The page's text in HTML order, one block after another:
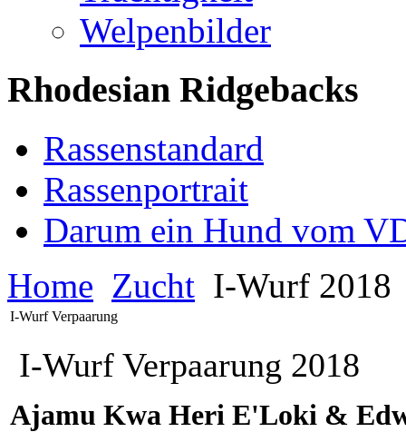
Welpenbilder
Rhodesian Ridgebacks
Rassenstandard
Rassenportrait
Darum ein Hund vom
Home Zucht I-Wurf 2018
I-Wurf Verpaarung
I-Wurf Verpaarung 2018
Ajamu Kwa Heri E'Loki &